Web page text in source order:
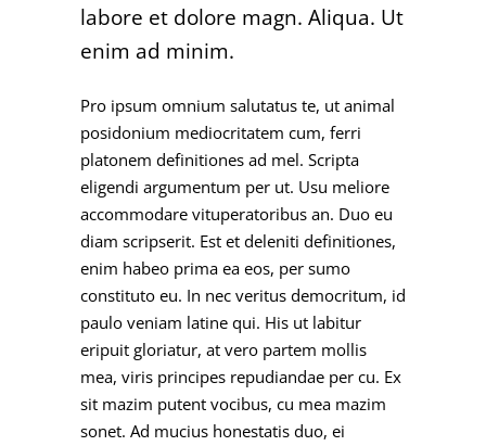
labore et dolore magn. Aliqua. Ut
enim ad minim.
Pro ipsum omnium salutatus te, ut animal
posidonium mediocritatem cum, ferri
platonem definitiones ad mel. Scripta
eligendi argumentum per ut. Usu meliore
accommodare vituperatoribus an. Duo eu
diam scripserit. Est et deleniti definitiones,
enim habeo prima ea eos, per sumo
constituto eu. In nec veritus democritum, id
paulo veniam latine qui. His ut labitur
eripuit gloriatur, at vero partem mollis
mea, viris principes repudiandae per cu. Ex
sit mazim putent vocibus, cu mea mazim
sonet. Ad mucius honestatis duo, ei